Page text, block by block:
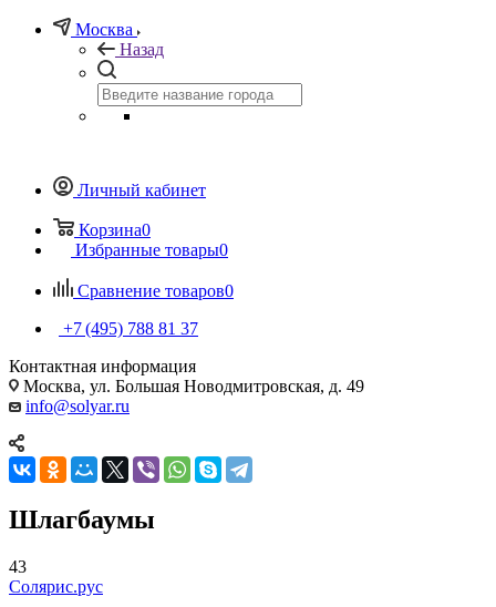
Москва
Назад
Личный кабинет
Корзина0
Избранные товары0
Сравнение товаров0
+7 (495) 788 81 37
Контактная информация
Москва, ул. Большая Новодмитровская, д. 49
info@solyar.ru
Шлагбаумы
43
Солярис.рус